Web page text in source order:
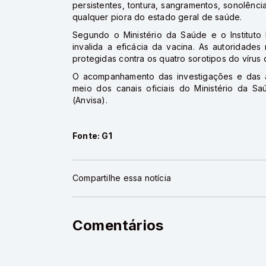
persistentes, tontura, sangramentos,
qualquer piora do estado geral de saúde.
Segundo o Ministério da Saúde e o
invalida a eficácia da vacina. As
protegidas contra os quatro sorotipos do vírus
O acompanhamento das investigações e
meio dos canais oficiais do Ministério da
(Anvisa).
Fonte: G1
Compartilhe essa notícia
Comentários